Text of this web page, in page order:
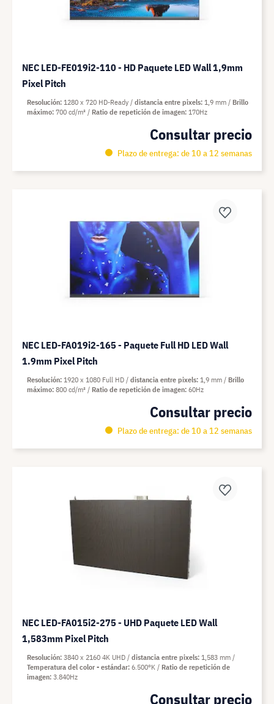
NEC LED-FE019i2-110 - HD Paquete LED Wall 1,9mm
Pixel Pitch
Consultar precio
Plazo de entrega: de 10 a 12 semanas
Resolución 1280 x 720 HD-Ready distancia entre pixels 1,9 mm
Brillo
máximo 700 cd/m² Ratio de repetición de imagen 170Hz
NEC LED-FA019i2-165 - Paquete Full HD LED Wall
1.9mm Pixel Pitch
Consultar precio
Plazo de entrega: de 10 a 12 semanas
Resolución 1920 x 1080 Full HD distancia entre pixels 1,9 mm
Brillo
máximo 800 cd/m² Ratio de repetición de imagen 60Hz
NEC LED-FA015i2-275 - UHD Paquete LED Wall
1,583mm Pixel Pitch
Consultar precio
Resolución 3840 x 2160 4K UHD distancia entre pixels 1,583 mm
Temperatura del color - estándar 6.500°K
Ratio de repetición de
imagen 3.840Hz